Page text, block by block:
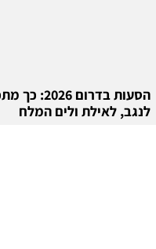
הסעות
לנגב, לאילת ולים המלח